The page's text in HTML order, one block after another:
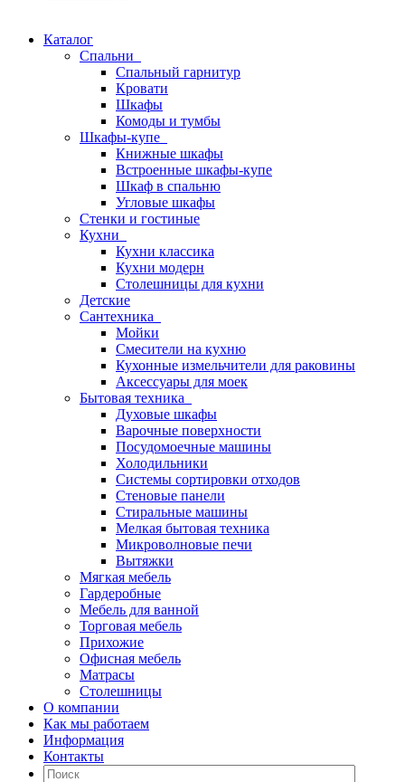
Каталог
Спальни
Спальный гарнитур
Кровати
Шкафы
Комоды и тумбы
Шкафы-купе
Книжные шкафы
Встроенные шкафы-купе
Шкаф в спальню
Угловые шкафы
Стенки и гостиные
Кухни
Кухни классика
Кухни модерн
Столешницы для кухни
Детские
Сантехника
Мойки
Смесители на кухню
Кухонные измельчители для раковины
Аксессуары для моек
Бытовая техника
Духовые шкафы
Варочные поверхности
Посудомоечные машины
Холодильники
Системы сортировки отходов
Стеновые панели
Стиральные машины
Мелкая бытовая техника
Микроволновые печи
Вытяжки
Мягкая мебель
Гардеробные
Мебель для ванной
Торговая мебель
Прихожие
Офисная мебель
Матрасы
Столешницы
О компании
Как мы работаем
Информация
Контакты